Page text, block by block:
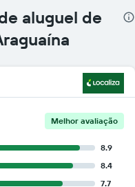
aluguel de
Melhor avaliação
8.9
8.4
7.7